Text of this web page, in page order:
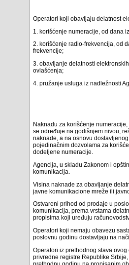
Operatori koji obavljaju delatnost
1. korišćenje numeracije, od dana
2. korišćenje radio-frekvencija, od
frekvencije;
3. obavljanje delatnosti
ovlašćenja;
4. pružanje usluga iz nadležnosti
Naknadu za korišćenje
se određuje na godišnjem nivou,
naknade, a na osnovu
pojedinačnim dozvolama za
dodeljene numeracije.
Agencija, u skladu Zakonom i
komunikacija.
Visina naknade za obavljanje
javne komunikacione mreže ili
Ostvareni prihod od prodaje u
komunikacija, prema vrstama
propisima koji uređuju
Operatori koji nemaju obavezu
poslovnu godinu dostavljaju na
Operatori iz prethodnog stava
privredne registre Republike
prethodnu godinu na propisanim